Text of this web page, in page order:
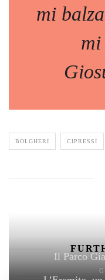
mi
BOLGHERI CIPRESSI
Il Parco